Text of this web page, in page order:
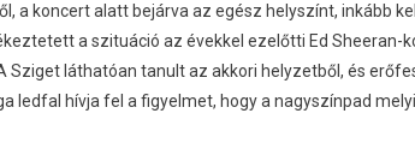
a koncert alatt bejárva az egész helyszínt, inkább
a szituáció az évekkel ezelőtti Ed
Sziget láthatóan tanult az akkori helyzetből, és
ledfal hívja fel a figyelmet, hogy a nagyszínpad